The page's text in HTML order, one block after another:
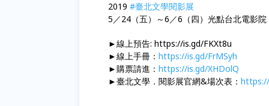
2019 #臺北文學閱影展
5／24（五）～6／6（四）光點台北電影院
►線上預告: https://is.gd/FKXt8u
►線上手冊： https://is.gd/FrMSyh
►購票請進： https://is.gd/XHDolQ
►臺北文學．閱影展官網&場次表：